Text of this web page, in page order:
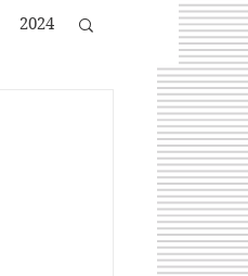
2024